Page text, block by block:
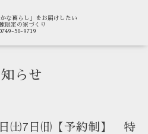
な暮らし」をお届けしたい
限定の家づくり
50-9719
らせ
日㈯7日㈰【予約制】 特